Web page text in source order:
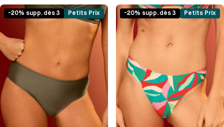
-20% supp. dès 3 Petits Prix -20% supp. dès 3 Petits Prix